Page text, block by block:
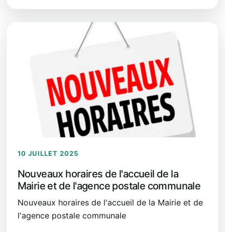
10 JUILLET 2025
Nouveaux horaires de l'accueil de la
Mairie et de l'agence postale communale
Nouveaux horaires de l'accueil de la Mairie et de
l'agence postale communale